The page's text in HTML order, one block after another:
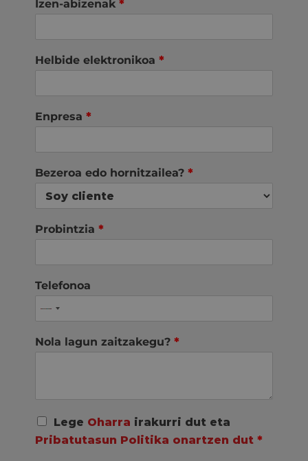
Izen-abizenak *
Helbide elektronikoa *
Enpresa *
Bezeroa edo hornitzailea? *
Probintzia *
Telefonoa
Nola lagun zaitzakegu? *
A
c
u
Lege Oharra irakurri dut eta
Pribatutasun Politika onartzen dut *